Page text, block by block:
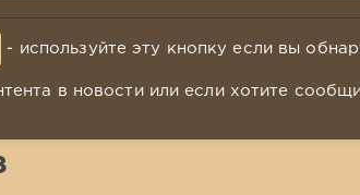
- используйте эту кнопку если вы
в новости или если хотите